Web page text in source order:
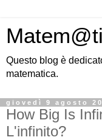
Questo blog è
matematica.
giovedì 9 agosto
How Big Is
L'infinito?